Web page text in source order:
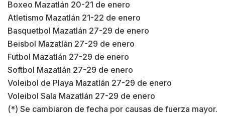
Boxeo Mazatlán 20-21 de enero
Atletismo Mazatlán 21-22 de enero
Basquetbol Mazatlán 27-29 de enero
Beisbol Mazatlán 27-29 de enero
Futbol Mazatlán 27-29 de enero
Softbol Mazatlán 27-29 de enero
Voleibol de Playa Mazatlán 27-29 de enero
Voleibol Sala Mazatlán 27-29 de enero
(*) Se cambiaron de fecha por causas de fuerza mayor.